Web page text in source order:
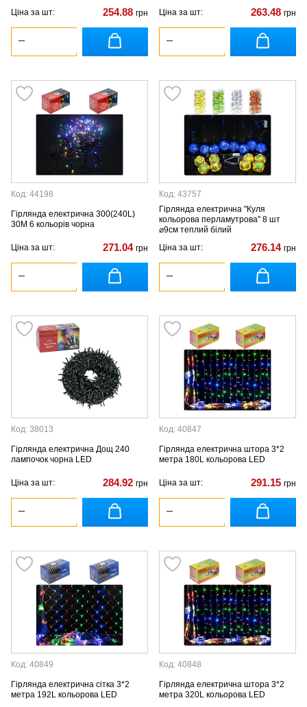
Ціна за шт:
254.88 грн
Ціна за шт:
263.48 грн
Код: 44198
Гірлянда електрична 300(240L)
30M 6 кольорів чорна
Ціна за шт: 271.04 грн
Код: 43757
Гірлянда електрична "Куля
кольорова перламутрова" 8 шт
⌀9см теплий білий
Ціна за шт:
276.14 грн
Код: 38013
Гірлянда електрична Дощ 240
лампочок чорна LED
Ціна за шт: 284.92 грн
Код: 40847
Гірлянда електрична штора 3*2
метра 180L кольорова LED
Ціна за шт: 291.15 грн
Код: 40849
Гірлянда електрична сітка 3*2
метра 192L кольорова LED
Код: 40848
Гірлянда електрична штора 3*2
метра 320L кольорова LED